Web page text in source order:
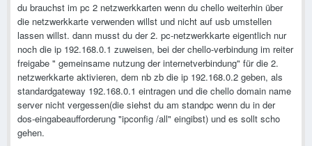
du brauchst im pc 2 netzwerkkarten wenn du chello weiterhin über
die netzwerkkarte verwenden willst und nicht auf usb umstellen
lassen willst. dann musst du der 2. pc-netzwerkkarte eigentlich nur
noch die ip 192.168.0.1 zuweisen, bei der chello-verbindung im reiter
freigabe " gemeinsame nutzung der internetverbindung" für die 2.
netzwerkkarte aktivieren, dem nb zb die ip 192.168.0.2 geben, als
standardgateway 192.168.0.1 eintragen und die chello domain name
server nicht vergessen(die siehst du am standpc wenn du in der
dos-eingabeaufforderung "ipconfig /all" eingibst) und es sollt scho
gehen.